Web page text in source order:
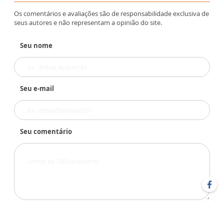
Os comentários e avaliações são de responsabilidade exclusiva de
seus autores e não representam a opinião do site.
Seu nome
Seu e-mail
Seu comentário